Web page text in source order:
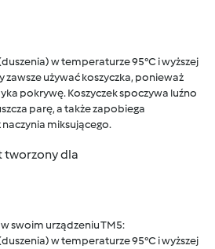
w temperaturze 95°C i wyższej
zawsze używać koszyczka, ponieważ
pokrywę. Koszyczek spoczywa luźno
parę, a także zapobiega
miksującego.
tworzony dla
swoim urządzeniu TM5:
w temperaturze 95°C i wyższej